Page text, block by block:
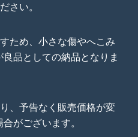
さい。
ため、小さな傷やへこみ
品としての納品となりま
、予告なく販売価格が変
がございます。